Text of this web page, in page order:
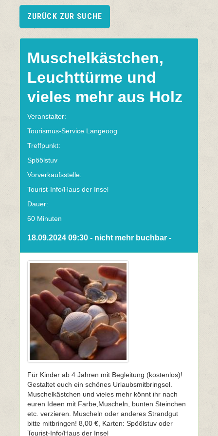
ZURÜCK ZUR SUCHE
Muschelkästchen,
Leuchttürme und
vieles mehr aus Holz
Veranstalter:
Tourismus-Service Langeoog
Treffpunkt:
Spöölstuv
Vorverkaufsstelle:
Tourist-Info/Haus der Insel
Dauer:
60 Minuten
18.09.2024 09:30 - nicht mehr buchbar -
Für Kinder ab 4 Jahren mit Begleitung (kostenlos)!
Gestaltet euch ein schönes Urlaubsmitbringsel.
Muschelkästchen und vieles mehr könnt ihr nach
euren Ideen mit Farbe,Muscheln, bunten Steinchen
etc. verzieren. Muscheln oder anderes Strandgut
bitte mitbringen! 8,00 €, Karten: Spöölstuv oder
Tourist-Info/Haus der Insel